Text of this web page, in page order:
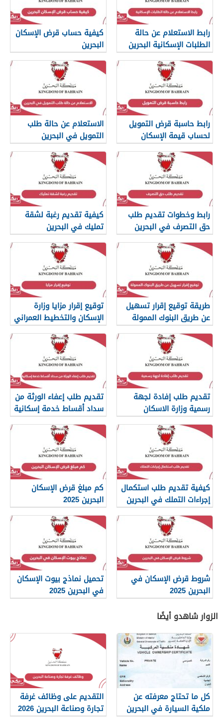
رابط الاستعلام عن حالة
الطلبات الإسكانية البحرين
كيفية حساب قرض الإسكان
البحرين
رابط حاسبة قرض التمويل
لحساب قيمة الإسكان
البحرين
الاستعلام عن حالة طلب
التمويل في البحرين
رابط وخطوات تقديم طلب
حق التصرف في البحرين
كيفية تقديم رغبة لشقة
تمليك في البحرين
طريقة توقيع إقرار تسهيل
عن طريق البنوك الممولة
البحرين
توقيع إقرار مزايا وزارة
الإسكان والتخطيط العمراني
تقديم طلب إفادة لجهة
رسمية وزارة الاسكان
والتخطيط العمراني
تقديم طلب إعفاء الورثة من
سداد أقساط خدمة إسكانية
البحرين
كيفية تقديم طلب استكمال
إجراءات التملك في البحرين
كم مبلغ قرض الإسكان
البحرين 2025
شروط قرض الإسكان في
البحرين 2025
تحميل نماذج بيوت الإسكان
في البحرين 2025
الزوار شاهدو أيضًا
كل ما تحتاج معرفته عن
ملكية السيارة في البحرين
التقديم على وظائف غرفة
تجارة وصناعة البحرين 2026